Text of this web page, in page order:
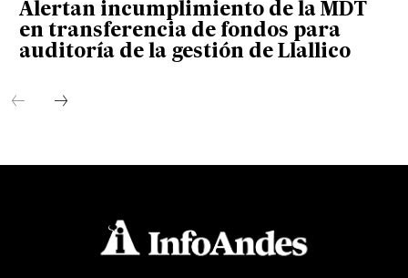
Alertan incumplimiento de la MDT
en transferencia de fondos para
auditoría de la gestión de Llallico